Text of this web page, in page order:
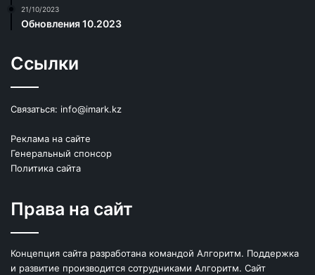
21/10/2023
Обновления 10.2023
Ссылки
Связаться: info@imark.kz
Реклама на сайте
Генеральный спонсор
Политика сайта
Права на сайт
Концепция сайта разработана командой Алгоритм. Поддержка
и развитие производится сотрудниками Алгоритм. Сайт